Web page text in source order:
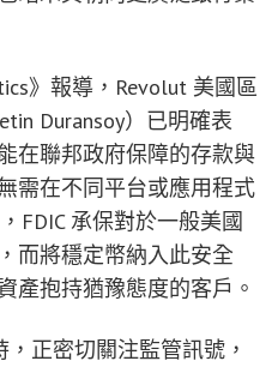
》報導，Revolut 美國區
Duransoy）已明確表
在聯邦政府保障的存款與
需在不同平台或應用程式
FDIC 承保對於一般美國
而將穩定幣納入此安全
產抱持猶豫態度的客戶。
正密切關注監管訊號，